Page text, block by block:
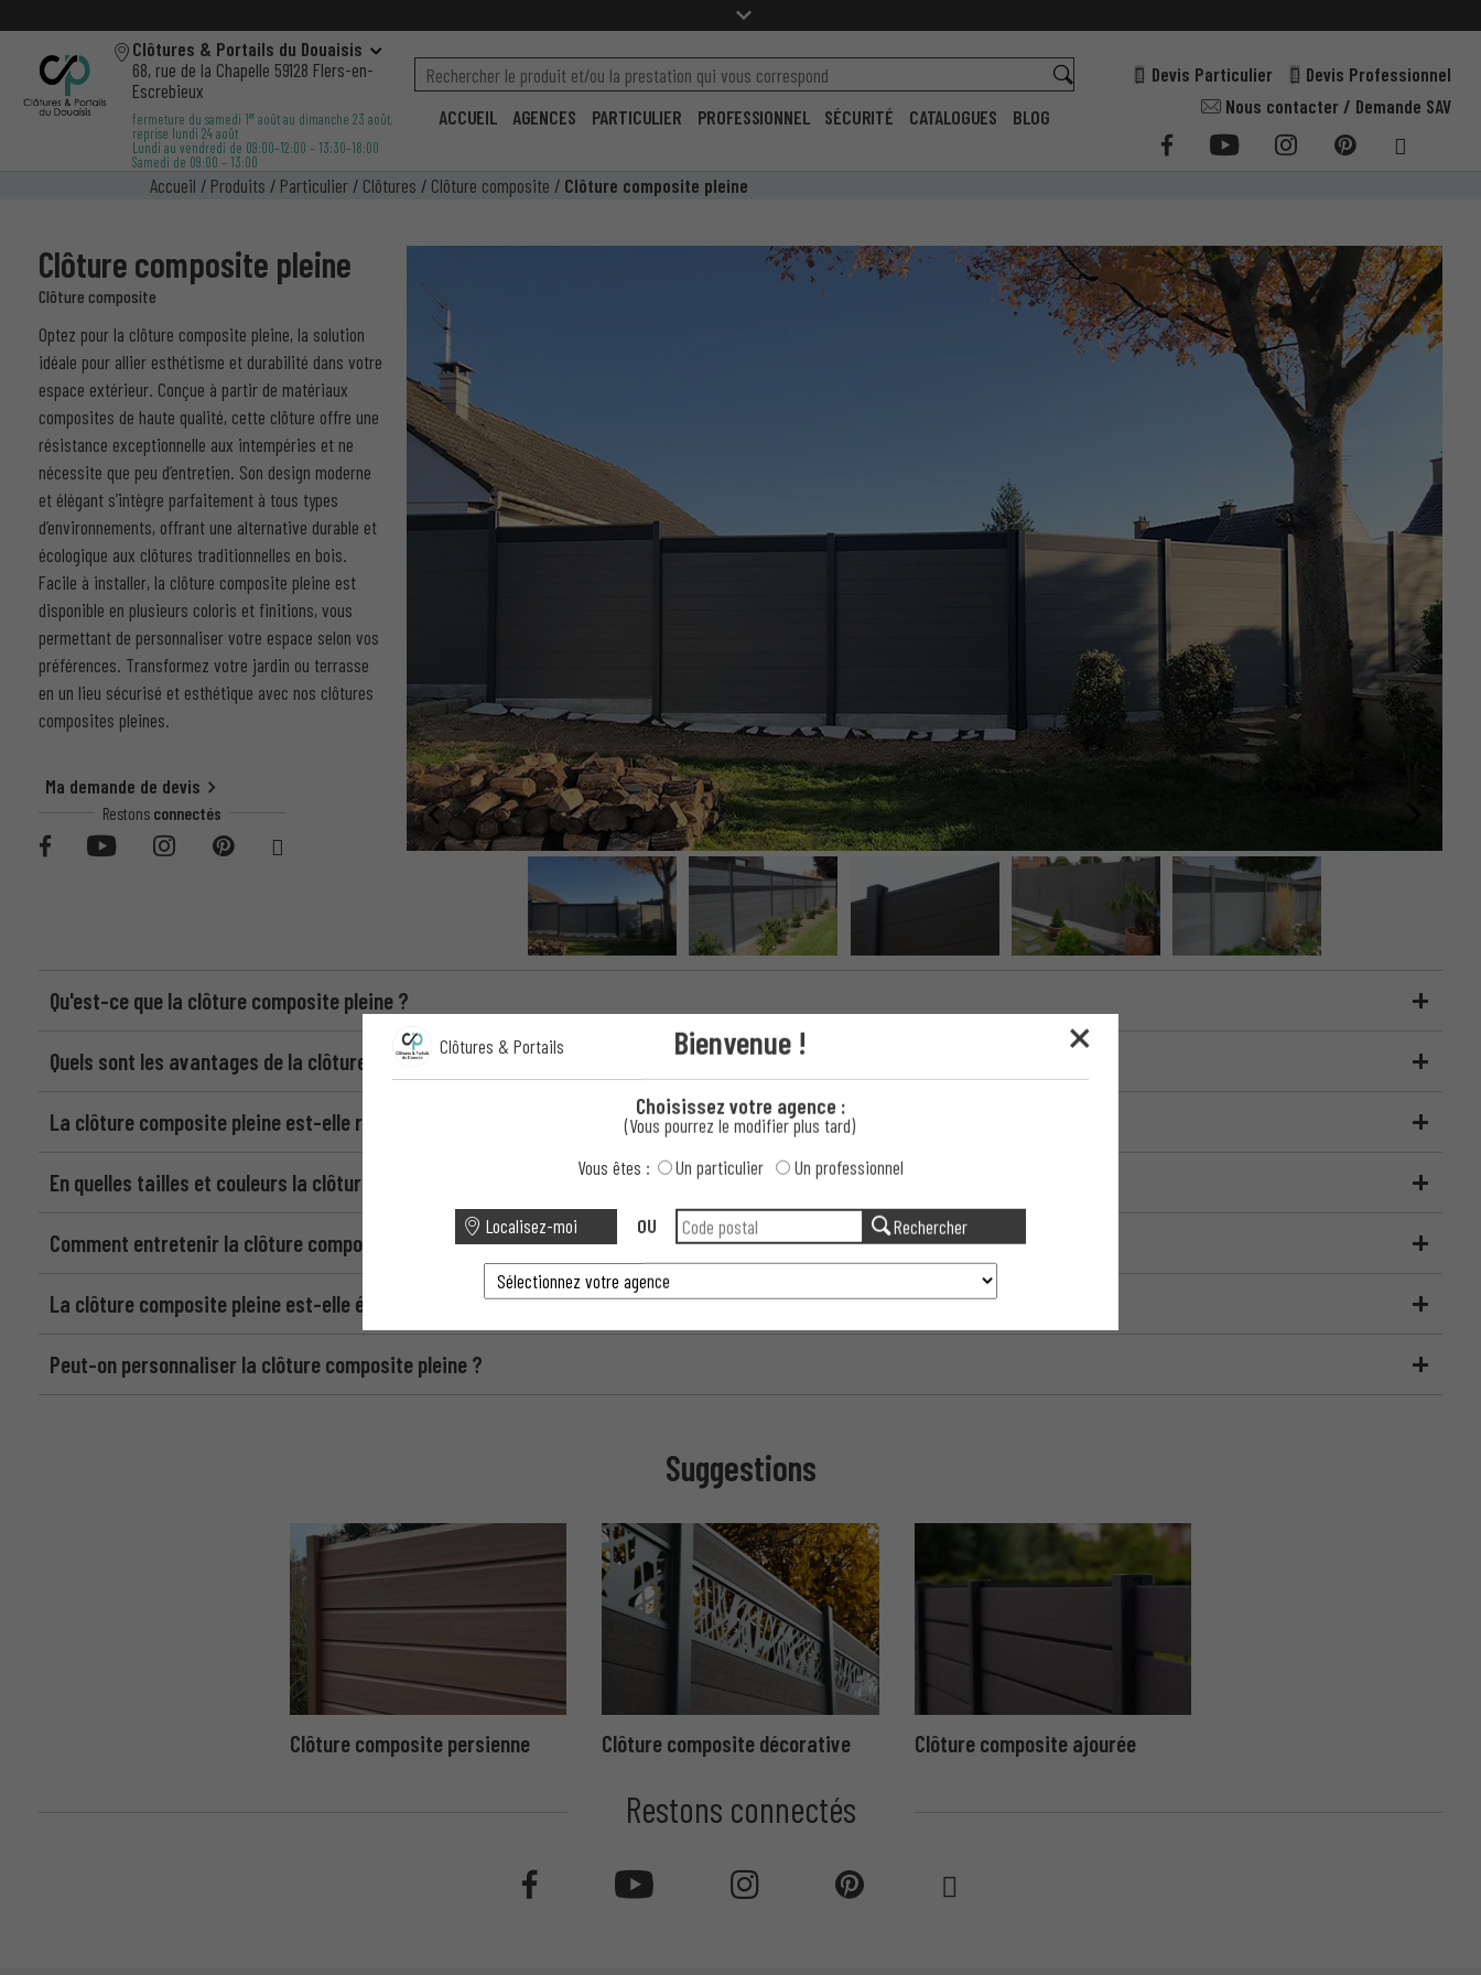
Clôtures & Portails du Douaisis
68, rue de la Chapelle 59128 Flers-en-
Escrebieux
fermeture du samedi 1eraoût au dimanche 23 août,
reprise lundi 24 août
Lundi au vendredi de 09:00–12:00 – 13:30–18:00
Samedi de 09:00 – 13:00
ACCUEIL AGENCES PARTICULIER PROFESSIONNEL SÉCURITÉ CATALOGUES BLOG
Devis Particulier
Devis Professionnel
Nous contacter / Demande SAV
Accueil / Produits / Particulier / Clôtures / Clôture composite / Clôture composite pleine
Clôture composite pleine
Clôture composite
Optez pour la clôture composite pleine, la solution
idéale pour allier esthétisme et durabilité dans votre
espace extérieur. Conçue à partir de matériaux
composites de haute qualité, cette clôture offre une
résistance exceptionnelle aux intempéries et ne
nécessite que peu d’entretien. Son design moderne
et élégant s’intègre parfaitement à tous types
d’environnements, offrant une alternative durable et
écologique aux clôtures traditionnelles en bois.
Facile à installer, la clôture composite pleine est
disponible en plusieurs coloris et finitions, vous
permettant de personnaliser votre espace selon vos
préférences. Transformez votre jardin ou terrasse
en un lieu sécurisé et esthétique avec nos clôtures
composites pleines.
Ma demande de devis
Restons connectés
Qu'est-ce que la clôture composite pleine ?
Quels sont les avantages de la clôture composite pleine ?
La clôture composite pleine est-elle résistante aux intempéries ?
En quelles tailles et couleurs la clôture composite pleine est-elle disponible ?
Comment entretenir la clôture composite pleine ?
La clôture composite pleine est-elle écologique ?
Peut-on personnaliser la clôture composite pleine ?
Suggestions
Clôture composite persienne Clôture composite décorative Clôture composite ajourée
Restons connectés
Clôtures & Portails Bienvenue !
Choisissez votre agence :
(Vous pourrez le modifier plus tard)
Vous êtes :
Un particulier Un professionnel
Localisez-moi OU Rechercher